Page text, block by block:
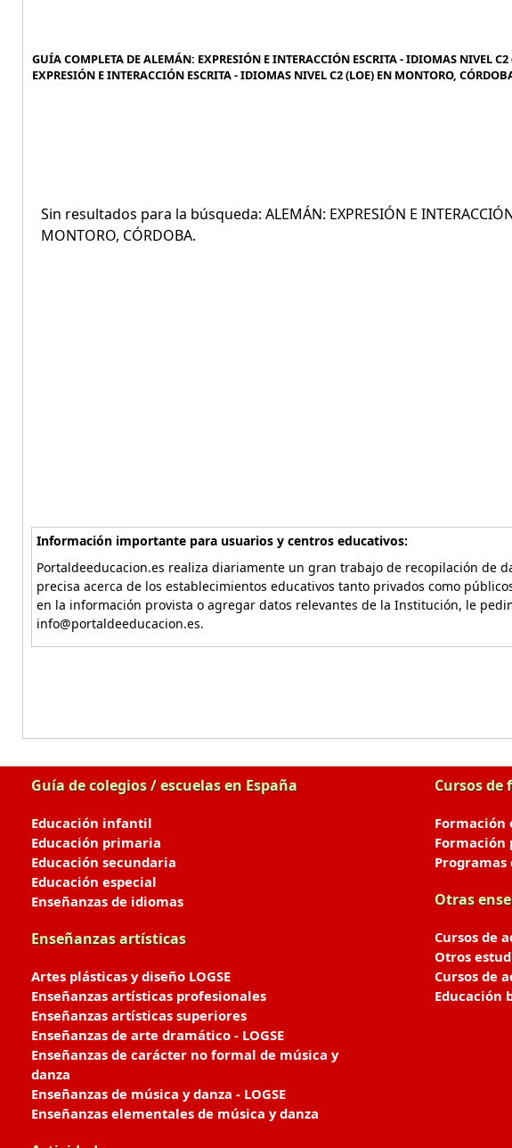
GUÍA COMPLETA DE ALEMÁN: EXPRESIÓN E INTERACCIÓN ESCRITA - IDIOMAS NIVEL
EXPRESIÓN E INTERACCIÓN ESCRITA - IDIOMAS NIVEL C2 (LOE) EN MONTORO,
Sin resultados para la búsqueda: ALEMÁN: EXPRESIÓN E
MONTORO, CÓRDOBA.
Información importante para usuarios y centros educativos:
Portaldeeducacion.es realiza diariamente un gran trabajo de recopilación de
precisa acerca de los establecimientos educativos tanto privados como
en la información provista o agregar datos relevantes de la Institución, le
info@portaldeeducacion.es.
Guía de colegios / escuelas en España
Educación infantil
Educación primaria
Educación secundaria
Educación especial
Enseñanzas de idiomas
Enseñanzas artísticas
Artes plásticas y diseño LOGSE
Enseñanzas artísticas profesionales
Enseñanzas artísticas superiores
Enseñanzas de arte dramático - LOGSE
Enseñanzas de carácter no formal de música y
danza
Enseñanzas de música y danza - LOGSE
Enseñanzas elementales de música y danza
Cursos
Formación
Formación
Otras
Cursos de
Otros
Cursos de
Educación